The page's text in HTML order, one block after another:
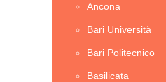
Ancona
Bari Università
Bari Politecnico
Basilicata